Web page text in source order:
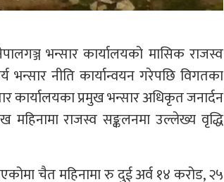
भन्सार कार्यालयको मासिक राजस्व
नीति कार्यान्वयन गरेपछि विगतका
कार्यालयका प्रमुख भन्सार अधिकृत जनार्दन
राजस्व सङ्कलनमा उल्लेख्य वृद्धि
चैत महिनामा रु दुई अर्व १४ करोड, २५